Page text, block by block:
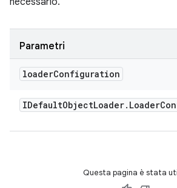
Parametri
loaderConfiguration
IDefaultObjectLoader. Loader
Questa pagina è stata